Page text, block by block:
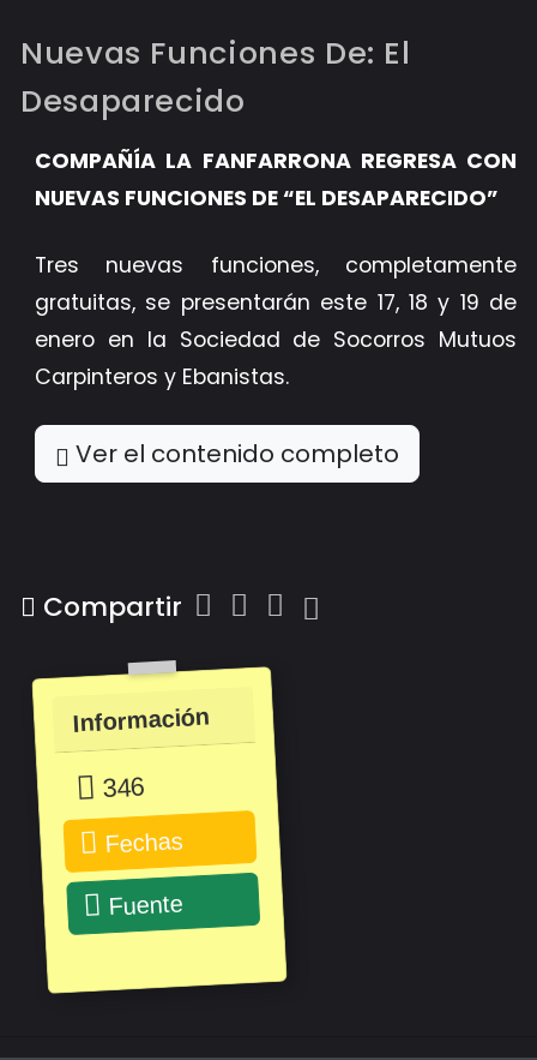
Nuevas Funciones De: El
Desaparecido
COMPAÑÍA LA FANFARRONA REGRESA CON
NUEVAS FUNCIONES DE “EL DESAPARECIDO”
Tres nuevas funciones, completamente
gratuitas, se presentarán este 17, 18 y 19 de
enero en la Sociedad de Socorros Mutuos
Carpinteros y Ebanistas.
Ver el contenido completo
Compartir
Información
346
Fechas
Fuente